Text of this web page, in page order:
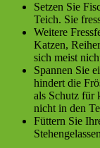
Setzen Sie
Teich. Sie
Weitere
Katzen,
sich meist
Spannen Sie
hindert die
als Schutz für
nicht in den
Füttern Sie